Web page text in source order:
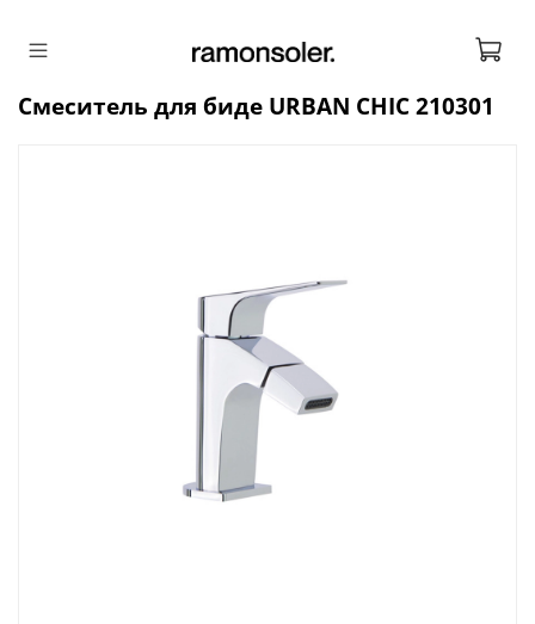
Смеситель для биде URBAN CHIC 210301